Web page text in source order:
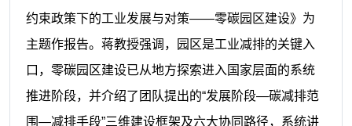
约束政策下的工业发展与对策——零碳园区建设》为
主题作报告。蒋教授强调，园区是工业减排的关键入
口，零碳园区建设已从地方探索进入国家层面的系统
推进阶段，并介绍了团队提出的“发展阶段—碳减排范
围—减排手段”三维建设框架及六大协同路径，系统讲